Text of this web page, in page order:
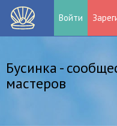
Войти
Бусинка -
мастеров